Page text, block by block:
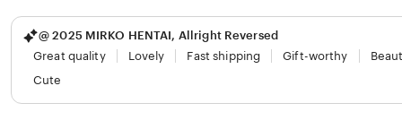
@ 2025 MIRKO HENTAI, Allright Reversed
Great quality
Lovely Fast shipping Gift-worthy
Cute